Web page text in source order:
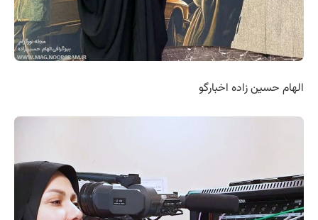
الهام حسین زاده اخبارگو